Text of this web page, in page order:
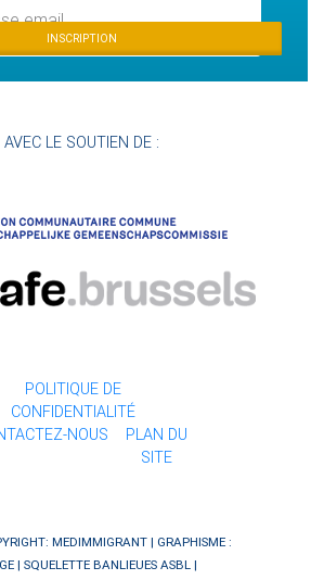
INSCRIPTION
AVEC LE SOUTIEN DE :
POLITIQUE DE
CONFIDENTIALITÉ
NOUS
PLAN DU
SITE
MEDIMMIGRANT | GRAPHISME :
| SQUELETTE BANLIEUES ASBL|